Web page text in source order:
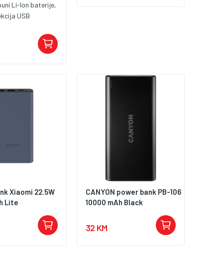
Li-Ion baterije,
USB
za punjenje,
izlaz 5V / 2A, LED
Xiaomi 22.5W
Lite
CANYON power bank PB-106
10000 mAh Black
32 KM